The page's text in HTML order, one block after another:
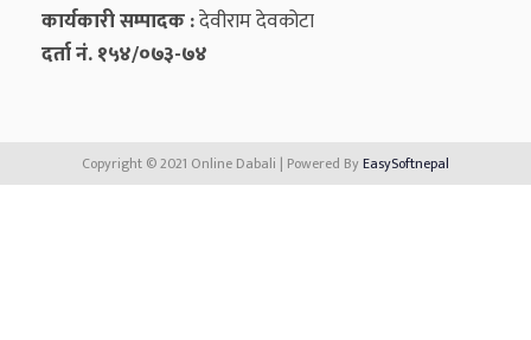
कार्यकारी सम्पादक :देवीराम देवकोटा
दर्ता नं. १५४/०७३-७४
Copyright © 2021 Online Dabali | Powered ByEasySoftnepal